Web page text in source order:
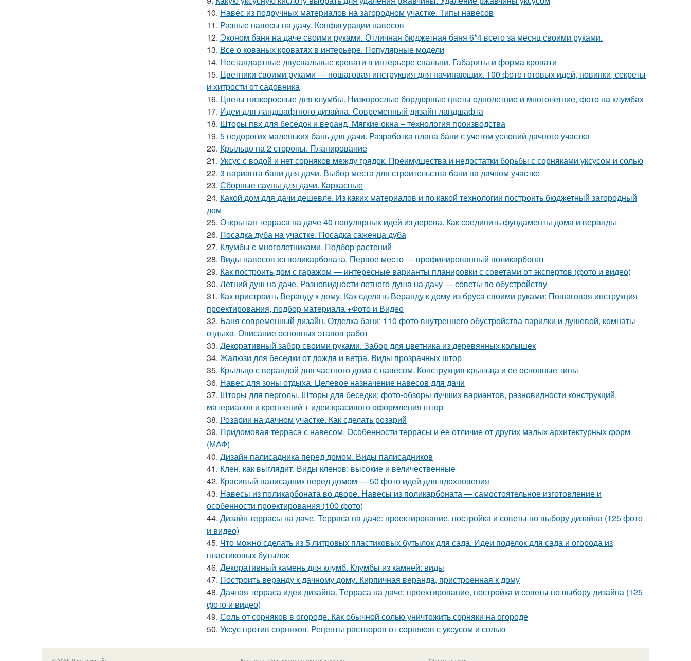
10. Навес из подручных материалов на загородном участке. Типы навесов
11. Разные навесы на дачу. Конфигурации навесов
12. Эконом баня на даче своими руками. Отличная бюджетная баня 6*4 всего за месяц своими руками.
13. Все о кованых кроватях в интерьере. Популярные модели
14. Нестандартные двуспальные кровати в интерьере спальни. Габариты и форма кровати
15. Цветники своими руками — пошаговая инструкция для начинающих. 100 фото готовых идей, новинки, секреты
и хитрости от садовника
16. Цветы низкорослые для клумбы. Низкорослые бордюрные цветы однолетние и многолетние, фото на клумбах
17. Идеи для ландшафтного дизайна. Современный дизайн ландшафта
18. Шторы пвх для беседок и веранд. Мягкие окна – технология производства
19. 5 недорогих маленьких бань для дачи. Разработка плана бани с учетом условий дачного участка
20. Крыльцо на 2 стороны. Планирование
21. Уксус с водой и нет сорняков между грядок. Преимущества и недостатки борьбы с сорняками уксусом и солью
22. 3 варианта бани для дачи. Выбор места для строительства бани на дачном участке
23. Сборные сауны для дачи. Каркасные
24. Какой дом для дачи дешевле. Из каких материалов и по какой технологии построить бюджетный загородный
дом
25. Открытая терраса на даче 40 популярных идей из дерева. Как соединить фундаменты дома и веранды
26. Посадка дуба на участке. Посадка саженца дуба
27. Клумбы с многолетниками. Подбор растений
28. Виды навесов из поликарбоната. Первое место — профилированный поликарбонат
29. Как построить дом с гаражом — интересные варианты планировки с советами от экспертов (фото и видео)
30. Летний душ на даче. Разновидности летнего душа на дачу — советы по обустройству
31. Как пристроить Веранду к дому. Как сделать Веранду к дому из бруса своими руками: Пошаговая инструкция
проектирования, подбор материала +Фото и Видео
32. Баня современный дизайн. Отделка бани: 110 фото внутреннего обустройства парилки и душевой, комнаты
отдыха. Описание основных этапов работ
33. Декоративный забор своими руками. Забор для цветника из деревянных колышек
34. Жалюзи для беседки от дождя и ветра. Виды прозрачных штор
35. Крыльцо с верандой для частного дома с навесом. Конструкция крыльца и ее основные типы
36. Навес для зоны отдыха. Целевое назначение навесов для дачи
37. Шторы для перголы. Шторы для беседки: фото-обзоры лучших вариантов, разновидности конструкций,
материалов и креплений + идеи красивого оформления штор
38. Розарии на дачном участке. Как сделать розарий
39. Придомовая терраса с навесом. Особенности террасы и ее отличие от других малых архитектурных форм
(МАФ)
40. Дизайн палисадника перед домом. Виды палисадников
41. Клен, как выглядит. Виды кленов: высокие и величественные
42. Красивый палисадник перед домом — 50 фото идей для вдохновения
43. Навесы из поликарбоната во дворе. Навесы из поликарбоната — самостоятельное изготовление и
особенности проектирования (100 фото)
44. Дизайн террасы на даче. Терраса на даче: проектирование, постройка и советы по выбору дизайна (125 фото
и видео)
45. Что можно сделать из 5 литровых пластиковых бутылок для сада. Идеи поделок для сада и огорода из
пластиковых бутылок
46. Декоративный камень для клумб. Клумбы из камней: виды
47. Построить веранду к дачному дому. Кирпичная веранда, пристроенная к дому
48. Дачная терраса идеи дизайна. Терраса на даче: проектирование, постройка и советы по выбору дизайна (125
фото и видео)
49. Соль от сорняков в огороде. Как обычной солью уничтожить сорняки на огороде
50. Уксус против сорняков. Рецепты растворов от сорняков с уксусом и солью